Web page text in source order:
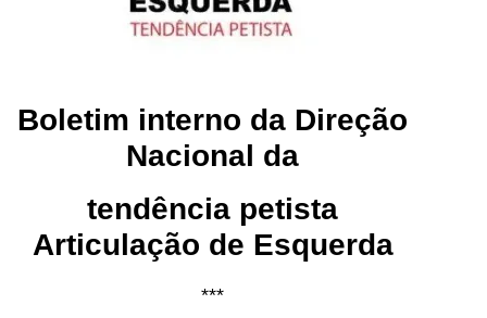
Boletim interno da Direção
Nacional da
tendência petista
Articulação de Esquerda
***